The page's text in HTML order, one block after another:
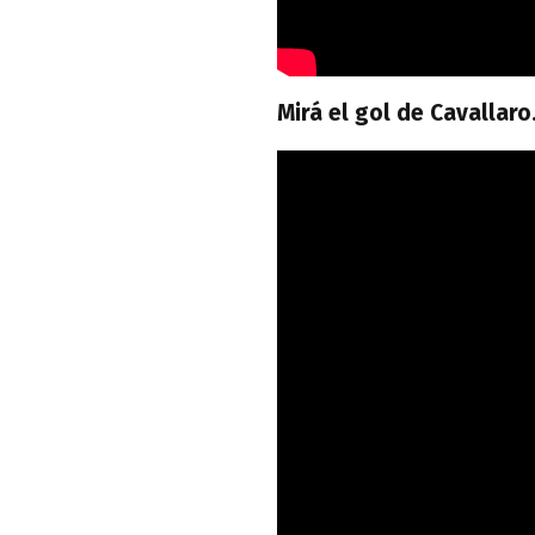
Mirá el gol de